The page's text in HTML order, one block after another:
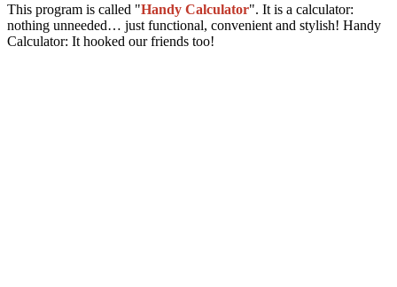
This program is called "Handy Calculator". It is a calculator:
nothing unneeded… just functional, convenient and stylish! Handy
Calculator: It hooked our friends too!